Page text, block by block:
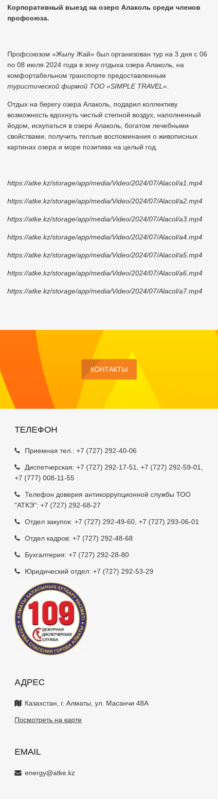
Корпоративный выезд на озеро Алаколь среди членов
профсоюза.
Профсоюзом «Жылу Жай» был организован тур на 3 дня с 06
по 08 июля 2024 года в зону отдыха озера Алаколь, на
комфортабельном транспорте предоставленным
туристической фирмой ТОО «SIMPLE TRAVEL»
Отдых на берегу озера Алаколь, подарил коллективу
возможность вдохнуть чистый степной воздух, наполненный
йодом, искупаться в озере Алаколь, богатом лечебными
свойствами, получить теплые воспоминания о живописных
картинах озера и море позитива на целый год.
https://atke.kz/storage/app/media/Video/2024/07/Alacol/a1.mp4
https://atke.kz/storage/app/media/Video/2024/07/Alacol/a2.mp4
https://atke.kz/storage/app/media/Video/2024/07/Alacol/a3.mp4
https://atke.kz/storage/app/media/Video/2024/07/Alacol/a4.mp4
https://atke.kz/storage/app/media/Video/2024/07/Alacol/a5.mp4
https://atke.kz/storage/app/media/Video/2024/07/Alacol/a6.mp4
https://atke.kz/storage/app/media/Video/2024/07/Alacol/a7.mp4
КОНТАКТЫ
ТЕЛЕФОН
Приемная тел.: +7 (727) 292-40-06
Диспетчерская: +7 (727) 292-17-51 +7 (727) 292-59-01
+7 (777) 008-11-55
Телефон доверия антикоррупционной службы ТОО
"АТКЭ": +7 (727) 292-68-27
Отдел закупок: +7 (727) 292-49-60 +7 (727) 293-06-01
Отдел кадров: +7 (727) 292-48-68
Бухгалтерия: +7 (727) 292-28-80
Юридический отдел: +7 (727) 292-53-29
АДРЕС
Казахстан, г. Алматы, ул. Масанчи 48А
Посмотреть на карте
EMAIL
energy@atke.kz